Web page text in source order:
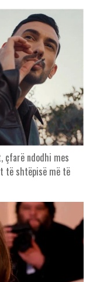
çfarë ndodhi mes
të shtëpisë më të